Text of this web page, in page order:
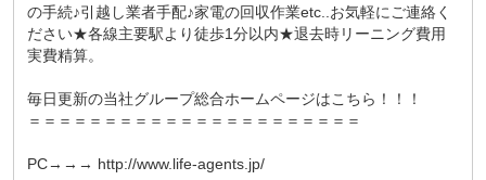
の手続♪引越し業者手配♪家電の回収作業etc..お気軽にご連絡く
ださい★各線主要駅より徒歩1分以内★退去時リーニング費用
実費精算。
毎日更新の当社グループ総合ホームページはこちら！！！
＝＝＝＝＝＝＝＝＝＝＝＝＝＝＝＝＝＝＝＝＝＝
PC→→→ http://www.life-agents.jp/